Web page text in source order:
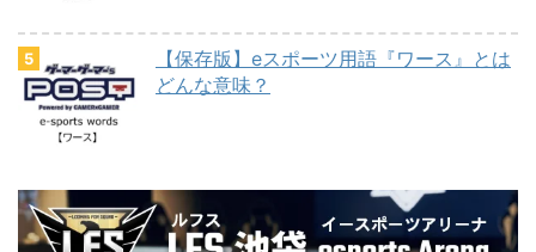
【保存版】eスポーツ用語『ワース』とは
どんな意味？